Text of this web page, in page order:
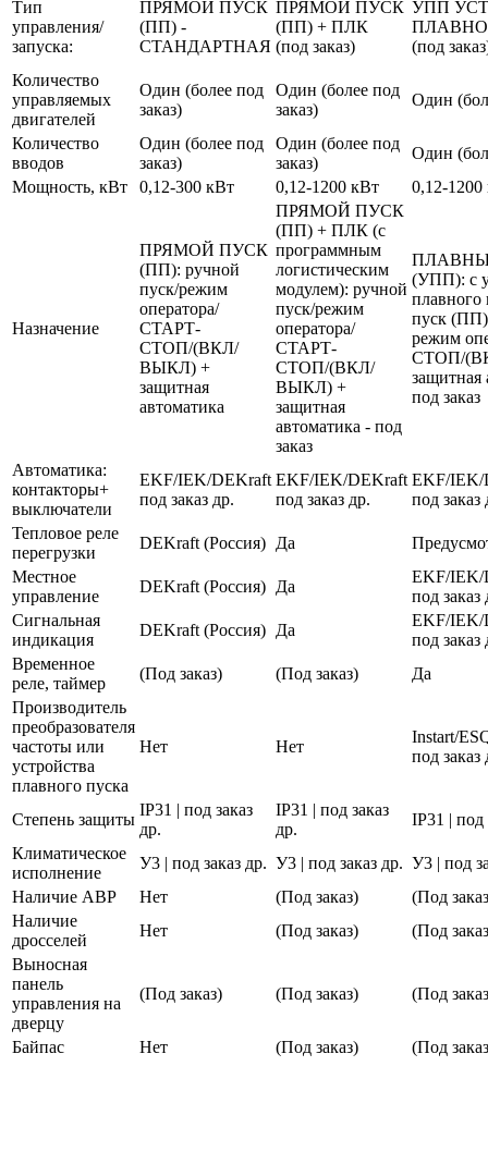
Тип
управления/
запуска:
ПРЯМОЙ ПУСК
(ПП) -
СТАНДАРТНАЯ
ПРЯМОЙ ПУСК
(ПП) + ПЛК
(под заказ)
УПП
(под
Количество
управляемых
двигателей
Один (более под
заказ)
Один (более под
заказ)
Один
Количество
вводов
Один (более под
заказ)
Один (более под
заказ)
Один
Мощность, кВт
0,12-300 кВт 0,12-1200 кВт 0,12-1200
Назначение
ПРЯМОЙ ПУСК
(ПП): ручной
пуск/режим
оператора/
СТАРТ-
СТОП/(ВКЛ/
ВЫКЛ) +
защитная
автоматика
ПРЯМОЙ ПУСК
(ПП) + ПЛК (с
программным
логистическим
модулем): ручной
пуск/режим
оператора/
СТАРТ-
СТОП/(ВКЛ/
ВЫКЛ) +
защитная
автоматика - под
заказ
(УПП): с
плавного
пуск
режим
СТОП/
защитная
под заказ
Автоматика:
контакторы+
выключатели
EKF/IEK/DEKraft
под заказ др.
EKF/IEK/DEKraft
под заказ др.
EKF/IEK/
под заказ
Тепловое реле
перегрузки
DEKraft (Россия) Да
Местное
управление
DEKraft (Россия) Да
EKF/IEK/
под заказ
Сигнальная
индикация
DEKraft (Россия) Да
EKF/IEK/
под заказ
Временное
реле, таймер
(Под заказ) (Под заказ)
Да
Производитель
преобразователя
частоты или
устройства
плавного пуска
Нет Нет
Instart/
под заказ
Степень защиты
IP31 | под заказ
др.
IP31 | под заказ
др.
IP31 | под
Климатическое
исполнение
У3 | под заказ др. У3 | под заказ др. У3 | под
Наличие АВР
Нет (Под заказ)
(Под
Наличие
дросселей
Нет (Под заказ)
(Под
Выносная
панель
управления на
дверцу
(Под заказ) (Под заказ) (Под
Байпас Нет (Под заказ) (Под